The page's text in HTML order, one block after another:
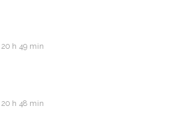
20 h 49 min
20 h 48 min